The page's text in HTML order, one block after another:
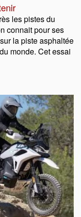
les pistes du
connait pour ses
la piste asphaltée
monde. Cet essai